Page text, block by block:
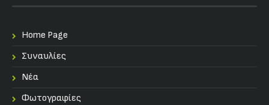
Home Page
Συναυλίες
Nέα
Φωτογραφίες